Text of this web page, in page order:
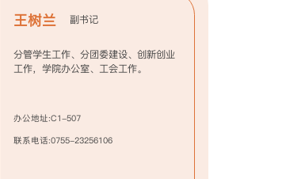
王树兰 副书记
分管学生工作、分团委建设、创新创业
工作，学院办公室、工会工作。
办公地址:C1-507
联系电话:0755-23256106